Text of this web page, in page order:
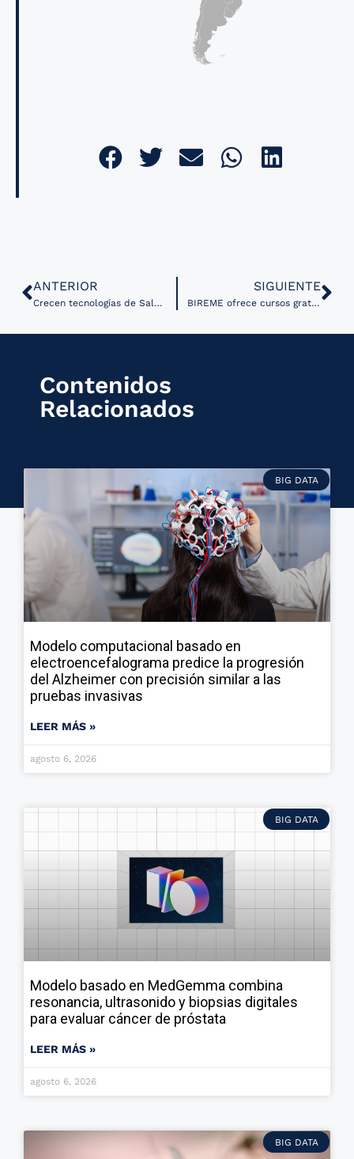
ANTERIOR
Crecen tecnologías de Salud Digital en ensayos de neurología
SIGUIENTE
BIREME ofrece cursos gratuitos de Comunicación Científica
Contenidos
Relacionados
BIG DATA
Modelo computacional basado en
electroencefalograma predice la progresión
del Alzheimer con precisión similar a las
pruebas invasivas
LEER MÁS »
agosto 6, 2026
BIG DATA
Modelo basado en MedGemma combina
resonancia, ultrasonido y biopsias digitales
para evaluar cáncer de próstata
LEER MÁS »
agosto 6, 2026
BIG DATA